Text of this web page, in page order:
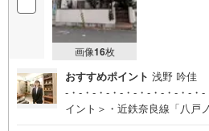
画像16枚
おすすめポイント 浅野 吟佳
-・-・-・-・-・-・-・-・-・-・
イント＞・近鉄奈良線「八戸